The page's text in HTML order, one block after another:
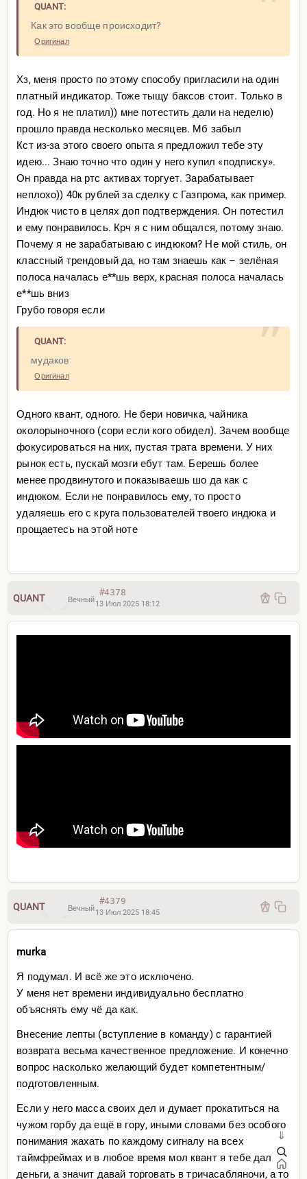
QUANT:
Как это вообще происходит?
Оригинал
Хз, меня просто по этому способу пригласили на один
платный индикатор. Тоже тыщу баксов стоит. Только в
год. Но я не платил)) мне потестить дали на неделю)
прошло правда несколько месяцев. Мб забыл
Кст из-за этого своего опыта я предложил тебе эту
идею... Знаю точно что один у него купил «подписку».
Он правда на ртс активах торгует. Зарабатывает
неплохо)) 40к рублей за сделку с Газпрома, как пример.
Индюк чисто в целях доп подтверждения. Он потестил
и ему понравилось. Крч я с ним общался, потому знаю.
Почему я не зарабатываю с индюком? Не мой стиль, он
классный трендовый да, но там знаешь как – зелёная
полоса началась е**шь верх, красная полоса началась
е**шь вниз
Грубо говоря если
QUANT:
мудаков
Оригинал
Одного квант, одного. Не бери новичка, чайника
околорыночного (сори если кого обидел). Зачем вообще
фокусироваться на них, пустая трата времени. У них
рынок есть, пускай мозги ебут там. Берешь более
менее продвинутого и показываешь шо да как с
индюком. Если не понравилось ему, то просто
удаляешь его с круга пользователей твоего индюка и
прощаетесь на этой ноте
QUANT Вечный
#4378
13 Июл 2025 18:12
QUANT Вечный
#4379
13 Июл 2025 18:45
murka
Я подумал. И всё же это исключено.
У меня нет времени индивидуально бесплатно
объяснять ему чё да как.
Внесение лепты (вступление в команду) с гарантией
возврата весьма качественное предложение. И конечно
вопрос насколько желающий будет компетентным/
подготовленным.
Если у него масса своих дел и думает прокатиться на
чужом горбу да ещё в гору, иными словами без особого
понимания жахать по каждому сигналу на всех
таймфреймах и в любое время мол квант я тебе дал
деньги, а значит давай торговать в тричасабляночи, а то
⇓